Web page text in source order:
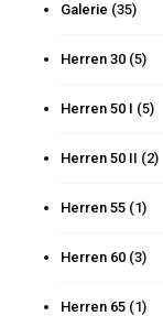
Galerie (35)
Herren 30 (5)
Herren 50 I (5)
Herren 50 II (2)
Herren 55 (1)
Herren 60 (3)
Herren 65 (1)